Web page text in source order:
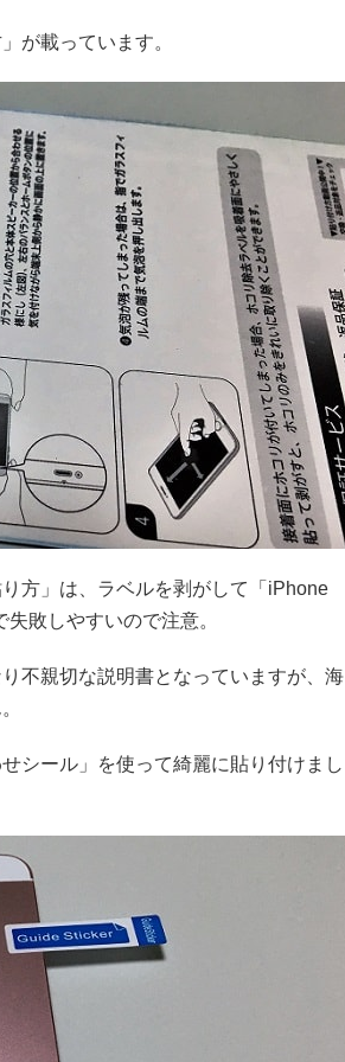
が載っています。
方」は、ラベルを剥がして「iPhone
敗しやすいので注意。
不親切な説明書となっていますが、海
シール」を使って綺麗に貼り付けまし